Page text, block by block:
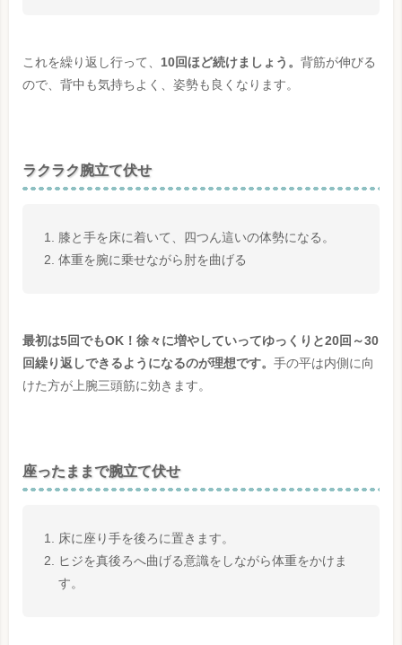
これを繰り返し行って、 10回ほど続けましょう。 背筋が伸びる
ので、背中も気持ちよく、姿勢も良くなります。
ラクラク腕立て伏せ
膝と手を床に着いて、四つん這いの体勢になる。
体重を腕に乗せながら肘を曲げる
最初は5回でもOK！徐々に増やしていってゆっくりと20回～30
回繰り返しできるようになるのが理想です。 手の平は内側に向
けた方が上腕三頭筋に効きます。
座ったままで腕立て伏せ
床に座り手を後ろに置きます。
ヒジを真後ろへ曲げる意識をしながら体重をかけま
す。